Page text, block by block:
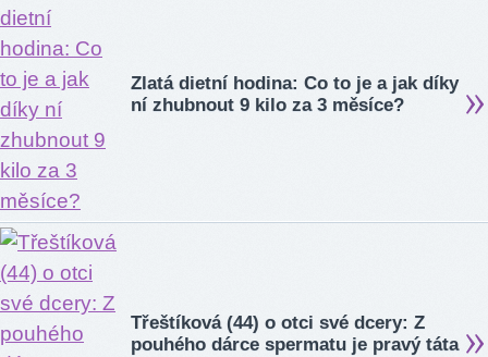
Zlatá dietní hodina: Co to je a jak díky
ní zhubnout 9 kilo za 3 měsíce?
Třeštíková (44) o otci své dcery: Z
pouhého dárce spermatu je pravý táta